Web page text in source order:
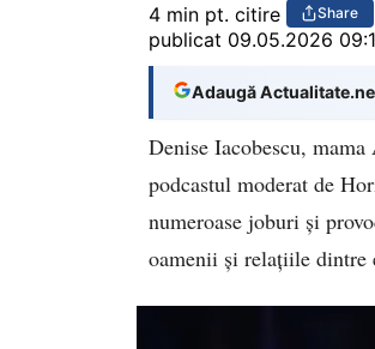
4 min pt. citire
Share
publicat 09.05.2026
Adaugă
Denise Iacobescu,
podcastul moderat de
numeroase joburi și
oamenii și relațiile dintre